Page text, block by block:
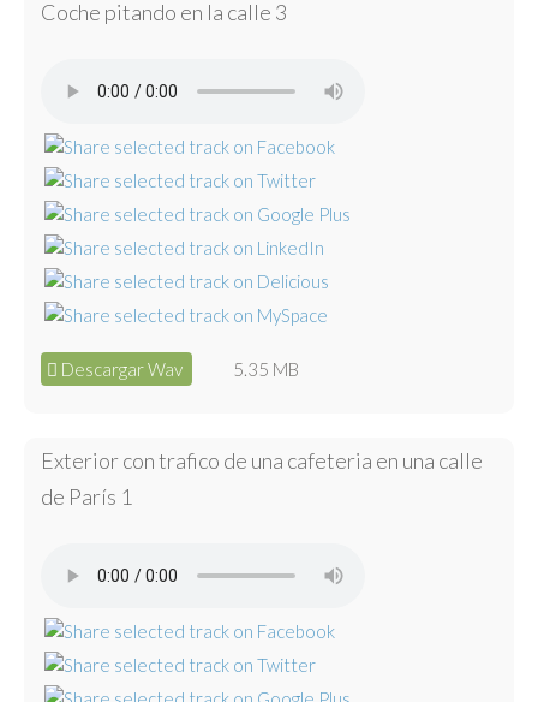
Coche pitando en la calle 3
Descargar Wav 5.35 MB
Exterior con trafico de una cafeteria en una calle
de París 1